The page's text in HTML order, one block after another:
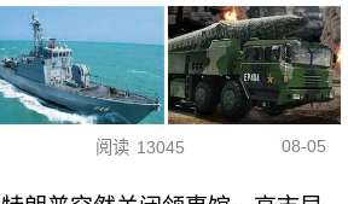
阅读 13045 08-05